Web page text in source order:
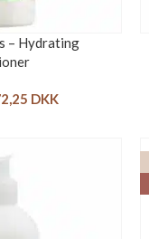
– Hydrating
DKK